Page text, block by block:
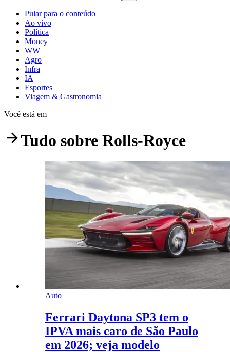
Pular para o conteúdo
Ao vivo
Política
Money
WW
Agro
Infra
IA
Esportes
Viagem & Gastronomia
Você está em
Tudo sobre Rolls-Royce
Auto
Ferrari Daytona SP3 tem o
IPVA mais caro de São Paulo
em 2026; veja modelo